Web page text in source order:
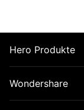
Hero Produkte
Wondershare